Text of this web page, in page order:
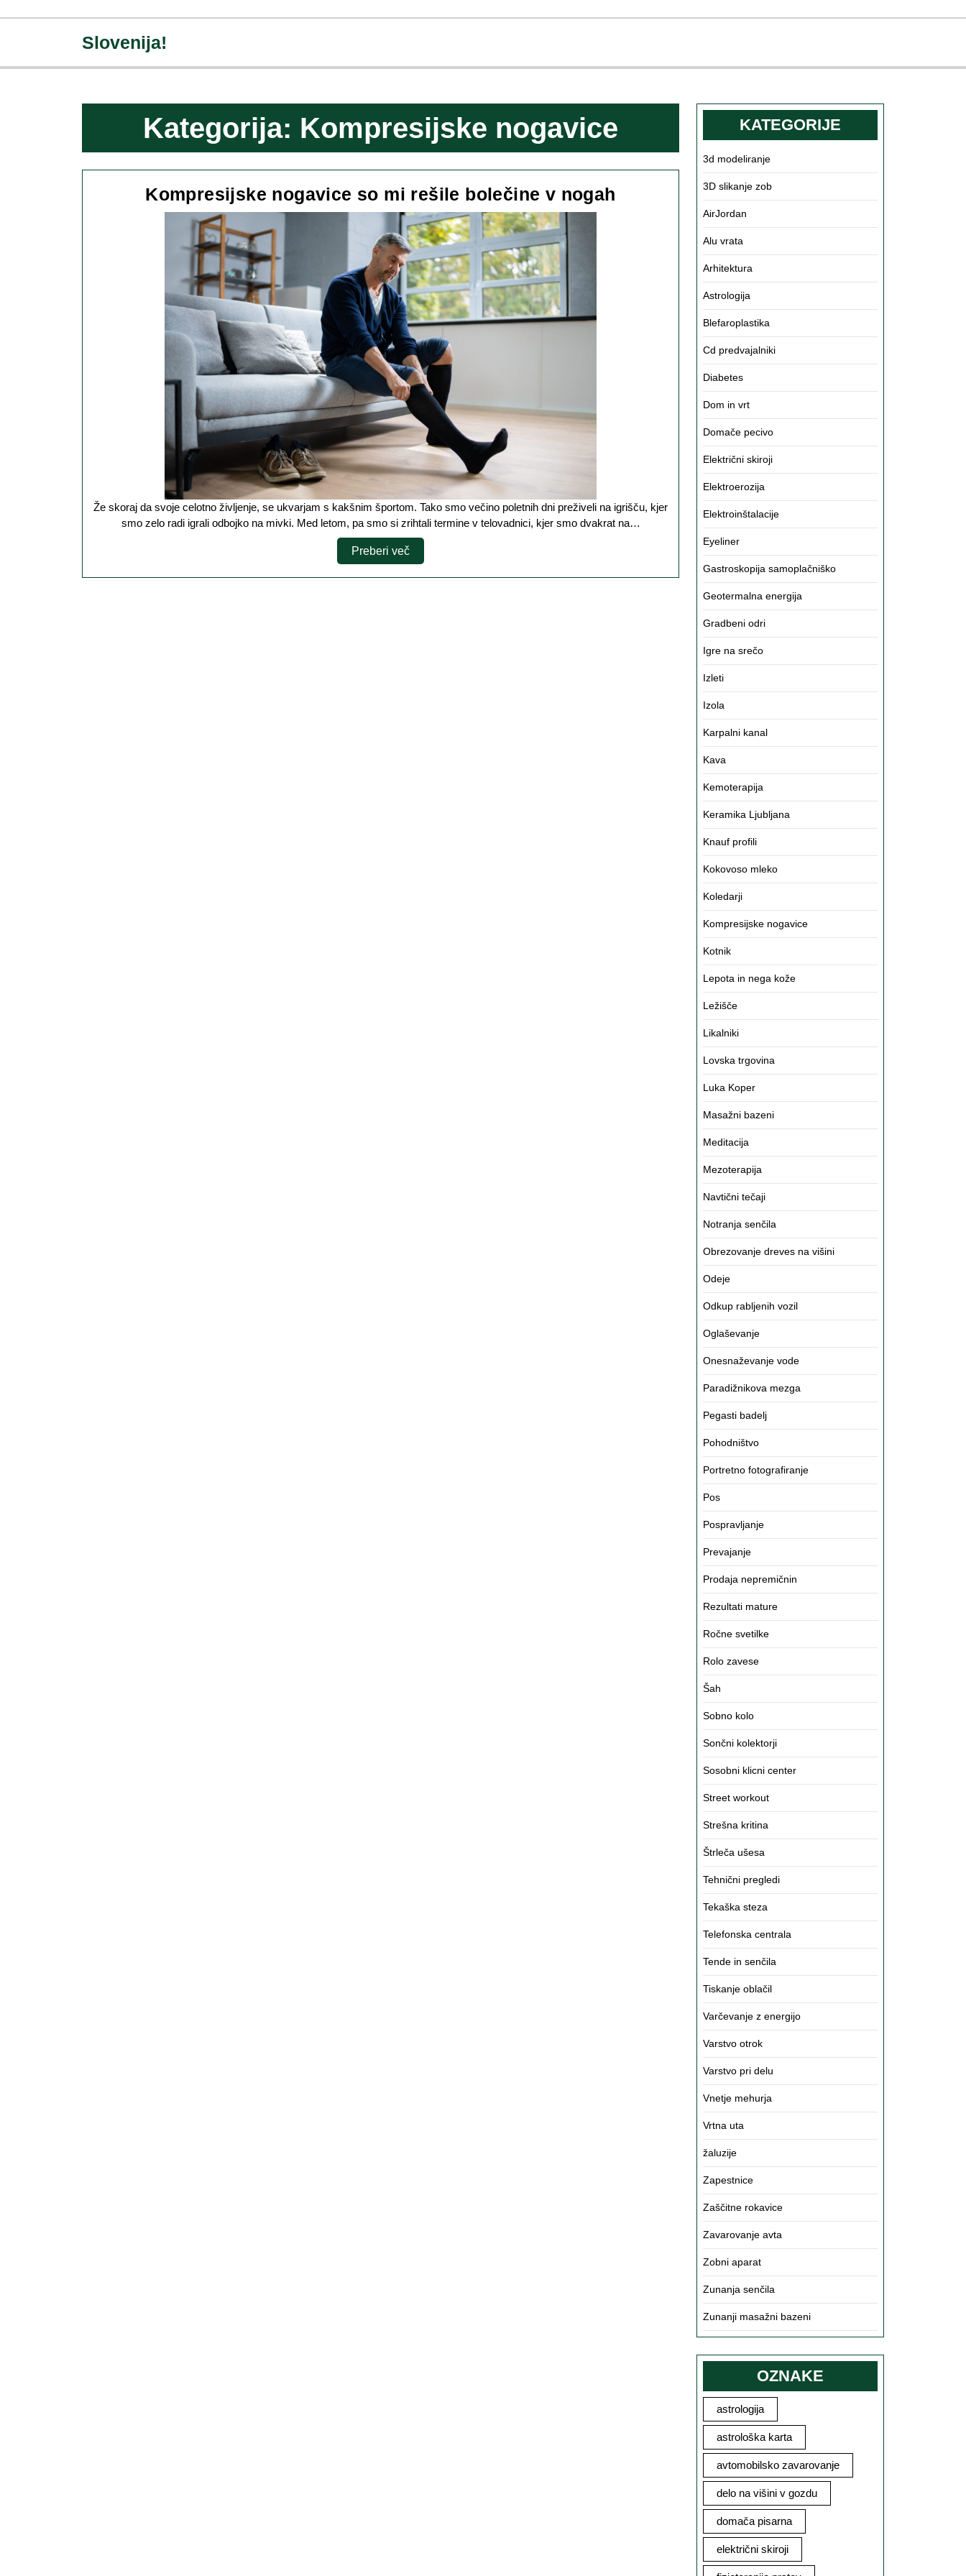
Slovenija!
Kategorija: Kompresijske nogavice
Kompresijske nogavice so mi rešile bolečine v nogah Kompresijske
Že skoraj da svoje celotno življenje, se ukvarjam s kakšnim športom. Tako smo večino poletnih dni preživeli na igrišču, kjer
smo zelo radi igrali odbojko na mivki. Med letom, pa smo si zrihtali termine v telovadnici, kjer smo dvakrat na…
Preberi večPreberi
več
KATEGORIJE
3d modeliranje
3D slikanje zob
AirJordan
Alu vrata
Arhitektura
Astrologija
Blefaroplastika
Cd predvajalniki
Diabetes
Dom in vrt
Domače pecivo
Električni skiroji
Elektroerozija
Elektroinštalacije
Eyeliner
Gastroskopija samoplačniško
Geotermalna energija
Gradbeni odri
Igre na srečo
Izleti
Izola
Karpalni kanal
Kava
Kemoterapija
Keramika Ljubljana
Knauf profili
Kokovoso mleko
Koledarji
Kompresijske nogavice
Kotnik
Lepota in nega kože
Ležišče
Likalniki
Lovska trgovina
Luka Koper
Masažni bazeni
Meditacija
Mezoterapija
Navtični tečaji
Notranja senčila
Obrezovanje dreves na višini
Odeje
Odkup rabljenih vozil
Oglaševanje
Onesnaževanje vode
Paradižnikova mezga
Pegasti badelj
Pohodništvo
Portretno fotografiranje
Pos
Pospravljanje
Prevajanje
Prodaja nepremičnin
Rezultati mature
Ročne svetilke
Rolo zavese
Šah
Sobno kolo
Sončni kolektorji
Sosobni klicni center
Street workout
Strešna kritina
Štrleča ušesa
Tehnični pregledi
Tekaška steza
Telefonska centrala
Tende in senčila
Tiskanje oblačil
Varčevanje z energijo
Varstvo otrok
Varstvo pri delu
Vnetje mehurja
Vrtna uta
žaluzije
Zapestnice
Zaščitne rokavice
Zavarovanje avta
Zobni aparat
Zunanja senčila
Zunanji masažni bazeni
OZNAKE
astrologija
astrološka karta
avtomobilsko zavarovanje
delo na višini v gozdu
domača pisarna
električni skiroji